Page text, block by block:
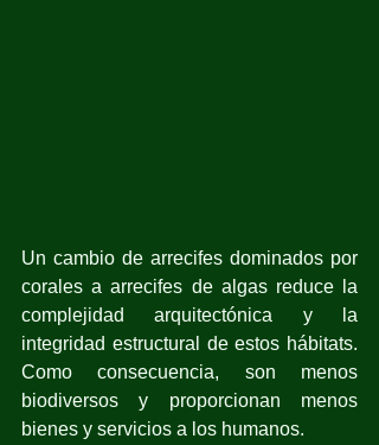
Un cambio de arrecifes dominados por
corales a arrecifes de algas reduce la
complejidad arquitectónica y la
integridad estructural de estos hábitats.
Como consecuencia, son menos
biodiversos y proporcionan menos
bienes y servicios a los humanos.